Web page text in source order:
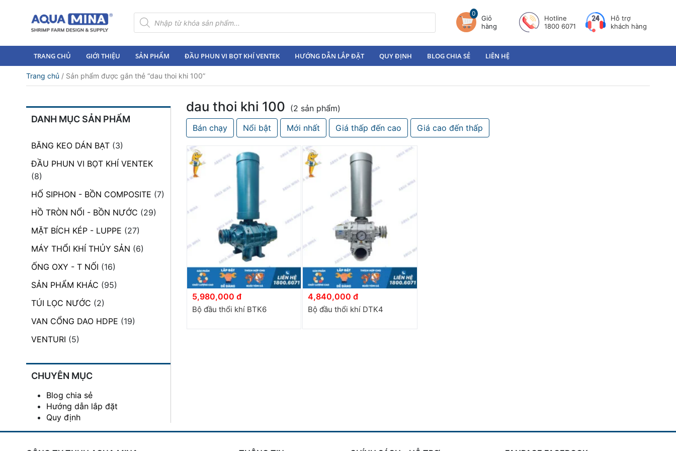
Tìm
kiếm
sản
0
Giỏ
hàng
Hotline
1800 6071
Hỗ trợ
khách hàng
TRANG CHỦ GIỚI THIỆU SẢN PHẨM ĐẦU PHUN VI BỌT KHÍ VENTEK HƯỚNG DẪN LẮP ĐẶT QUY ĐỊNH BLOG CHIA SẺ LIÊN HỆ
Trang chủ / Sản phẩm được gắn thẻ “dau thoi khi 100”
DANH MỤC SẢN PHẨM
BĂNG KEO DÁN BẠT (3)
ĐẦU PHUN VI BỌT KHÍ VENTEK
(8)
HỐ SIPHON - BỒN COMPOSITE (7)
HỒ TRÒN NỔI - BỒN NƯỚC (29)
MẶT BÍCH KÉP - LUPPE (27)
MÁY THỔI KHÍ THỦY SẢN (6)
ỐNG OXY - T NỐI (16)
SẢN PHẨM KHÁC (95)
TÚI LỌC NƯỚC (2)
VAN CỔNG DAO HDPE (19)
VENTURI (5)
CHUYÊN MỤC
Blog chia sẻ
Hướng dẫn lắp đặt
Quy định
dau thoi khi 100 (2 sản phẩm)
Bán chạy
Nổi bật Mới nhất Giá thấp đến cao Giá cao đến thấp
5,980,000 đ
Bộ đầu thổi khí BTK6
4,840,000 đ
Bộ đầu thổi khí DTK4